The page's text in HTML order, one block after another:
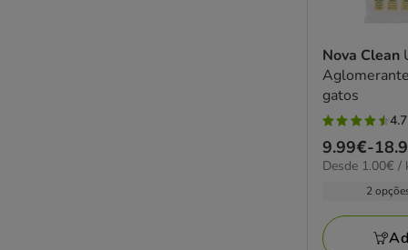
Nova Clean
gatos
4.7
estrelas
com
avaliações
4.7
Preço
de
18.98€
9.99€-
1.00€
Desde 1.00€ /
2